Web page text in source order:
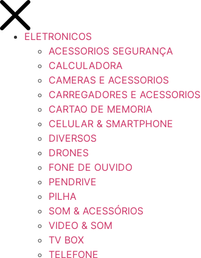
ELETRONICOS
ACESSORIOS SEGURANÇA
CALCULADORA
CAMERAS E ACESSORIOS
CARREGADORES E ACESSORIOS
CARTAO DE MEMORIA
CELULAR & SMARTPHONE
DIVERSOS
DRONES
FONE DE OUVIDO
PENDRIVE
PILHA
SOM & ACESSÓRIOS
VIDEO & SOM
TV BOX
TELEFONE